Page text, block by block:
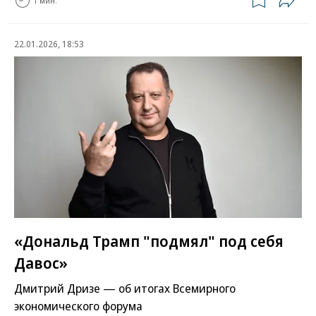
22.01.2026, 18:53
«Дональд Трамп "подмял" под себя
Давос»
Дмитрий Дризе — об итогах Всемирного
экономического форума